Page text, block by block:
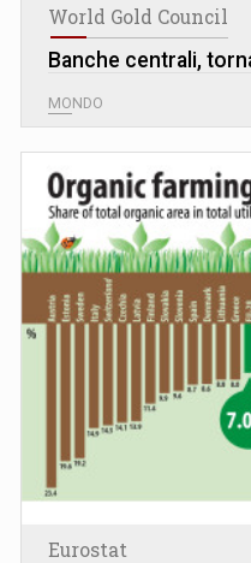
World Gold Council
Banche centrali,
MONDO
Eurostat